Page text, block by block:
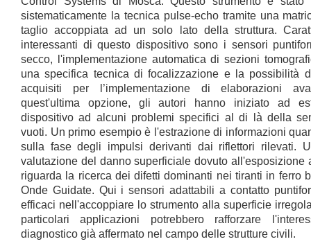
sistematicamente la tecnica pulse-echo tramite una
taglio accoppiata ad un solo lato della struttura.
interessanti di questo dispositivo sono i sensori
secco, l'implementazione automatica di sezioni
una specifica tecnica di focalizzazione e la possibilità
acquisiti per l’implementazione di elaborazioni
quest'ultima opzione, gli autori hanno iniziato ad
dispositivo ad alcuni problemi specifici al di là della
vuoti. Un primo esempio è l'estrazione di informazioni
sulla fase degli impulsi derivanti dai riflettori rilevati.
valutazione del danno superficiale dovuto all'esposizione
riguarda la ricerca dei difetti dominanti nei tiranti in ferro
Onde Guidate. Qui i sensori adattabili a contatto
efficaci nell'accoppiare lo strumento alla superficie
particolari applicazioni potrebbero rafforzare
diagnostico già affermato nel campo delle strutture civili.